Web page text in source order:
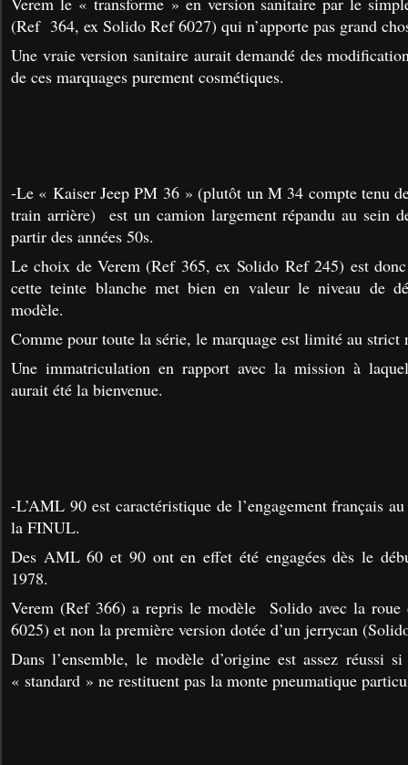
(Ref 364, ex Solido Ref 6027) qui n’apporte pas grand
Une vraie version sanitaire aurait demandé des
de ces marquages purement cosmétiques.
-Le « Kaiser Jeep PM 36 » (plutôt un M 34 compte tenu
train arrière) est un camion largement répandu au sein
partir des années 50s.
Le choix de Verem (Ref 365, ex Solido Ref 245) est
cette teinte blanche met bien en valeur le niveau de
modèle.
Comme pour toute la série, le marquage est limité au strict
Une immatriculation en rapport avec la mission à
aurait été la bienvenue.
-L’AML 90 est caractéristique de l’engagement français
la FINUL.
Des AML 60 et 90 ont en effet été engagées dès le
1978.
Verem (Ref 366) a repris le modèle Solido avec la roue
6025) et non la première version dotée d’un jerrycan
Dans l’ensemble, le modèle d’origine est assez réussi
« standard » ne restituent pas la monte pneumatique